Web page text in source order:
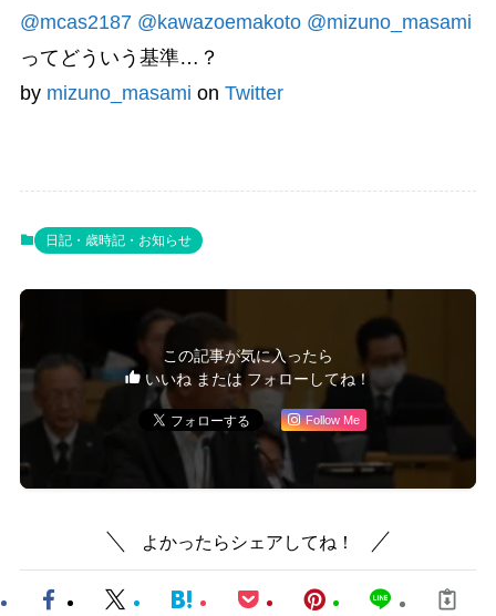
@mcas2187 @kawazoemakoto @mizuno_masami
ってどういう基準…？
by mizuno_masami on Twitter
日記・歳時記・お知らせ
この記事が気に入ったら
いいね または フォローしてね！
Follow Me
よかったらシェアしてね！